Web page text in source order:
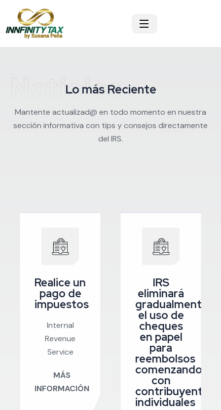
Noticias
Lo más Reciente
Mantente actualizad@ en todo momento en nuestra
sección informativa con tips y consejos directamente
del IRS.
Realice un
pago de
impuestos
Internal
Revenue
Service
MÁS
INFORMACIÓN
IRS
eliminará
gradualmente
el uso de
cheques
en papel
para
reembolsos
comenzando
con
contribuyentes
individuales